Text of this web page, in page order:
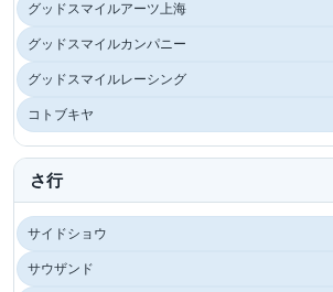
グッドスマイルアーツ上海
グッドスマイルカンパニー
グッドスマイルレーシング
コトブキヤ
さ行
サイドショウ
サウザンド